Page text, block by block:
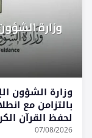
وزارة الشؤون
بالتزامن مع
لحفظ القرآن
07/08/2026